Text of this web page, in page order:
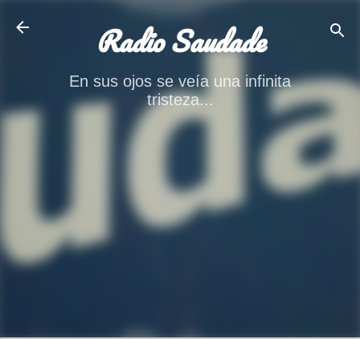
Radio Saudade
En sus ojos se veía una infinita
tristeza...